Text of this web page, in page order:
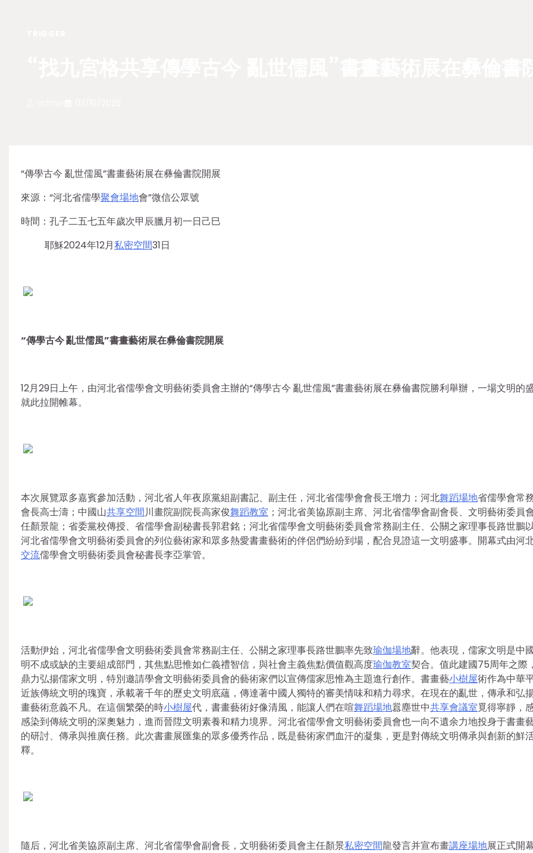
“傳學古今 亂世儒風”書畫藝術展在彝倫書院開展
來源：“河北省儒學聚會場地會”微信公眾號
時間：孔子二五七五年歲次甲辰臘月初一日己巳
耶穌2024年12月私密空間31日
“傳學古今 亂世儒風”書畫藝術展在彝倫書院開展
12月29日上午，由河北省儒學會文明藝術委員會主辦的“傳學古今 亂世儒風”書畫藝術展在彝倫書院勝利舉辦，一場文明的
就此拉開帷幕。
本次展覽眾多嘉賓參加活動，河北省人年夜原黨組副書記、副主任，河北省儒學會會長王增力；河北舞蹈場地省儒學會常
會長高士濤；中國山共享空間川畫院副院長高家俊舞蹈教室 ；河北省美協原副主席、河北省儒學會副會長、文明藝術委員
任顏景龍；省委黨校傳授、省儒學會副秘書長郭君銘；河北省儒學會文明藝術委員會常務副主任、公關之家理事長路世鵬
河北省儒學會文明藝術委員會的列位藝術家和眾多熱愛書畫藝術的伴侶們紛紛到場，配合見證這一文明盛事。開幕式由河
交流儒學會文明藝術委員會秘書長李亞掌管。
活動伊始，河北省儒學會文明藝術委員會常務副主任、公關之家理事長路世鵬率先致瑜伽場地辭。他表現，儒家文明是中
明不成或缺的主要組成部門，其焦點思惟如仁義禮智信，與社會主義焦點價值觀高度瑜伽教室契合。值此建國75周年之際
鼎力弘揚儒家文明，特別邀請學會文明藝術委員會的藝術家們以宣傳儒家思惟為主題進行創作。書畫藝小樹屋術作為中華
近族傳統文明的瑰寶，承載著千年的歷史文明底蘊，傳達著中國人獨特的審美情味和精力尋求。在現在的亂世，傳承和弘
畫藝術意義不凡。在這個繁榮的時小樹屋代，書畫藝術好像清風，能讓人們在喧舞蹈場地囂塵世中共享會議室覓得寧靜，
感染到傳統文明的深奧魅力，進而晉陞文明素養和精力境界。河北省儒學會文明藝術委員會也一向不遺余力地投身于書畫
的研討、傳承與推廣任務。此次書畫展匯集的眾多優秀作品，既是藝術家們血汗的凝集，更是對傳統文明傳承與創新的鮮
釋。
隨后，河北省美協原副主席、河北省儒學會副會長，文明藝術委員會主任顏景私密空間龍發言并宣布畫講座場地展正式開幕